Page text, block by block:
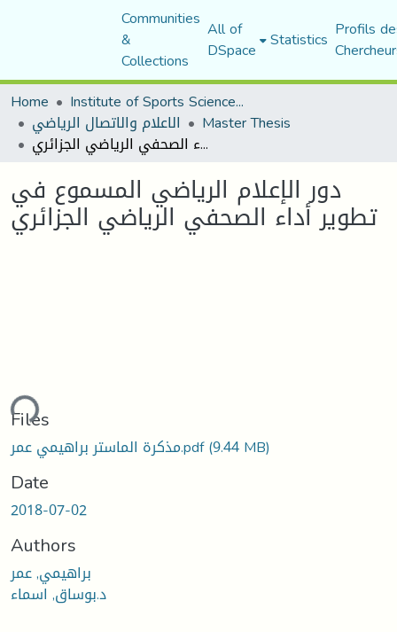
Communities
&
Collections
All of
DSpace Statistics Profils
Home
Institute of Sports Sciences and Techniques
الاعلام والاتصال الرياضي Master Thesis
دور الإعلام الرياضي المسموع في تطوير أداء الصحفي الرياضي الجزائري
دور الإعلام الرياضي المسموع في
تطوير أداء الصحفي الرياضي الجزائري
Files
مذكرة الماستر براهيمي عمر.pdf(9.44 MB)
Date
2018-07-02
Authors
براهيمي, عمر
د.بوساق, اسماء